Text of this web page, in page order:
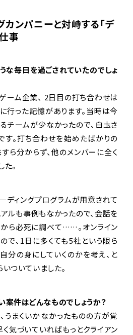
カンパニーと対峙する「デ
事
な毎日を過ごされていたのでしょ
ーム企業、 2日目の打ち合わせは
行った記憶があります。当時は今
チームが少なかったので、白圡さ
す。打ち合わせを始めたばかりの
ら分からず、他のメンバーに全く
。
ィングプログラムが用意されて
ルも事例もなかったので、会話を
から必死に調べて……。オンライン
で、1日に多くても5社という限ら
分の身にしていくのかを考え、と
ついていました。
案件はどんなものでしょうか？
うまくいかなかったものの方が覚
く気づいていればもっとクライアン